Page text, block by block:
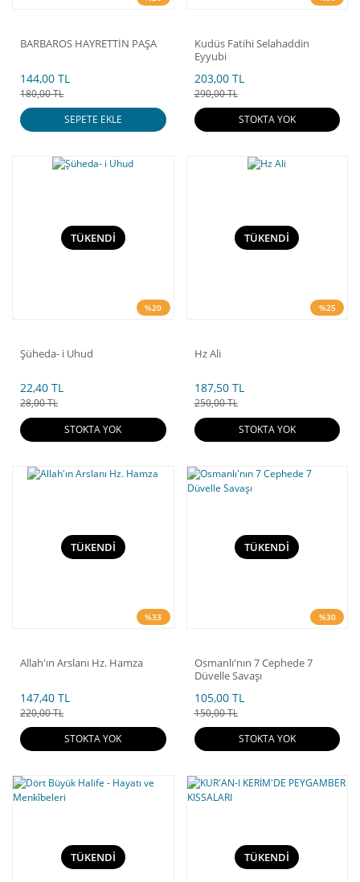
BARBAROS HAYRETTİN PAŞA
144,00 TL
180,00 TL
SEPETE EKLE
Kudüs Fatihi Selahaddin
Eyyubi
203,00 TL
290,00 TL
STOKTA YOK
%20
TÜKENDİ
Şüheda- i Uhud
22,40 TL
28,00 TL
STOKTA YOK
%25
TÜKENDİ
Hz Ali
187,50 TL
250,00 TL
STOKTA YOK
%33
TÜKENDİ
Allah'ın Arslanı Hz. Hamza
147,40 TL
220,00 TL
STOKTA YOK
%30
TÜKENDİ
Osmanlı'nın 7 Cephede 7
Düvelle Savaşı
105,00 TL
150,00 TL
STOKTA YOK
TÜKENDİ TÜKENDİ